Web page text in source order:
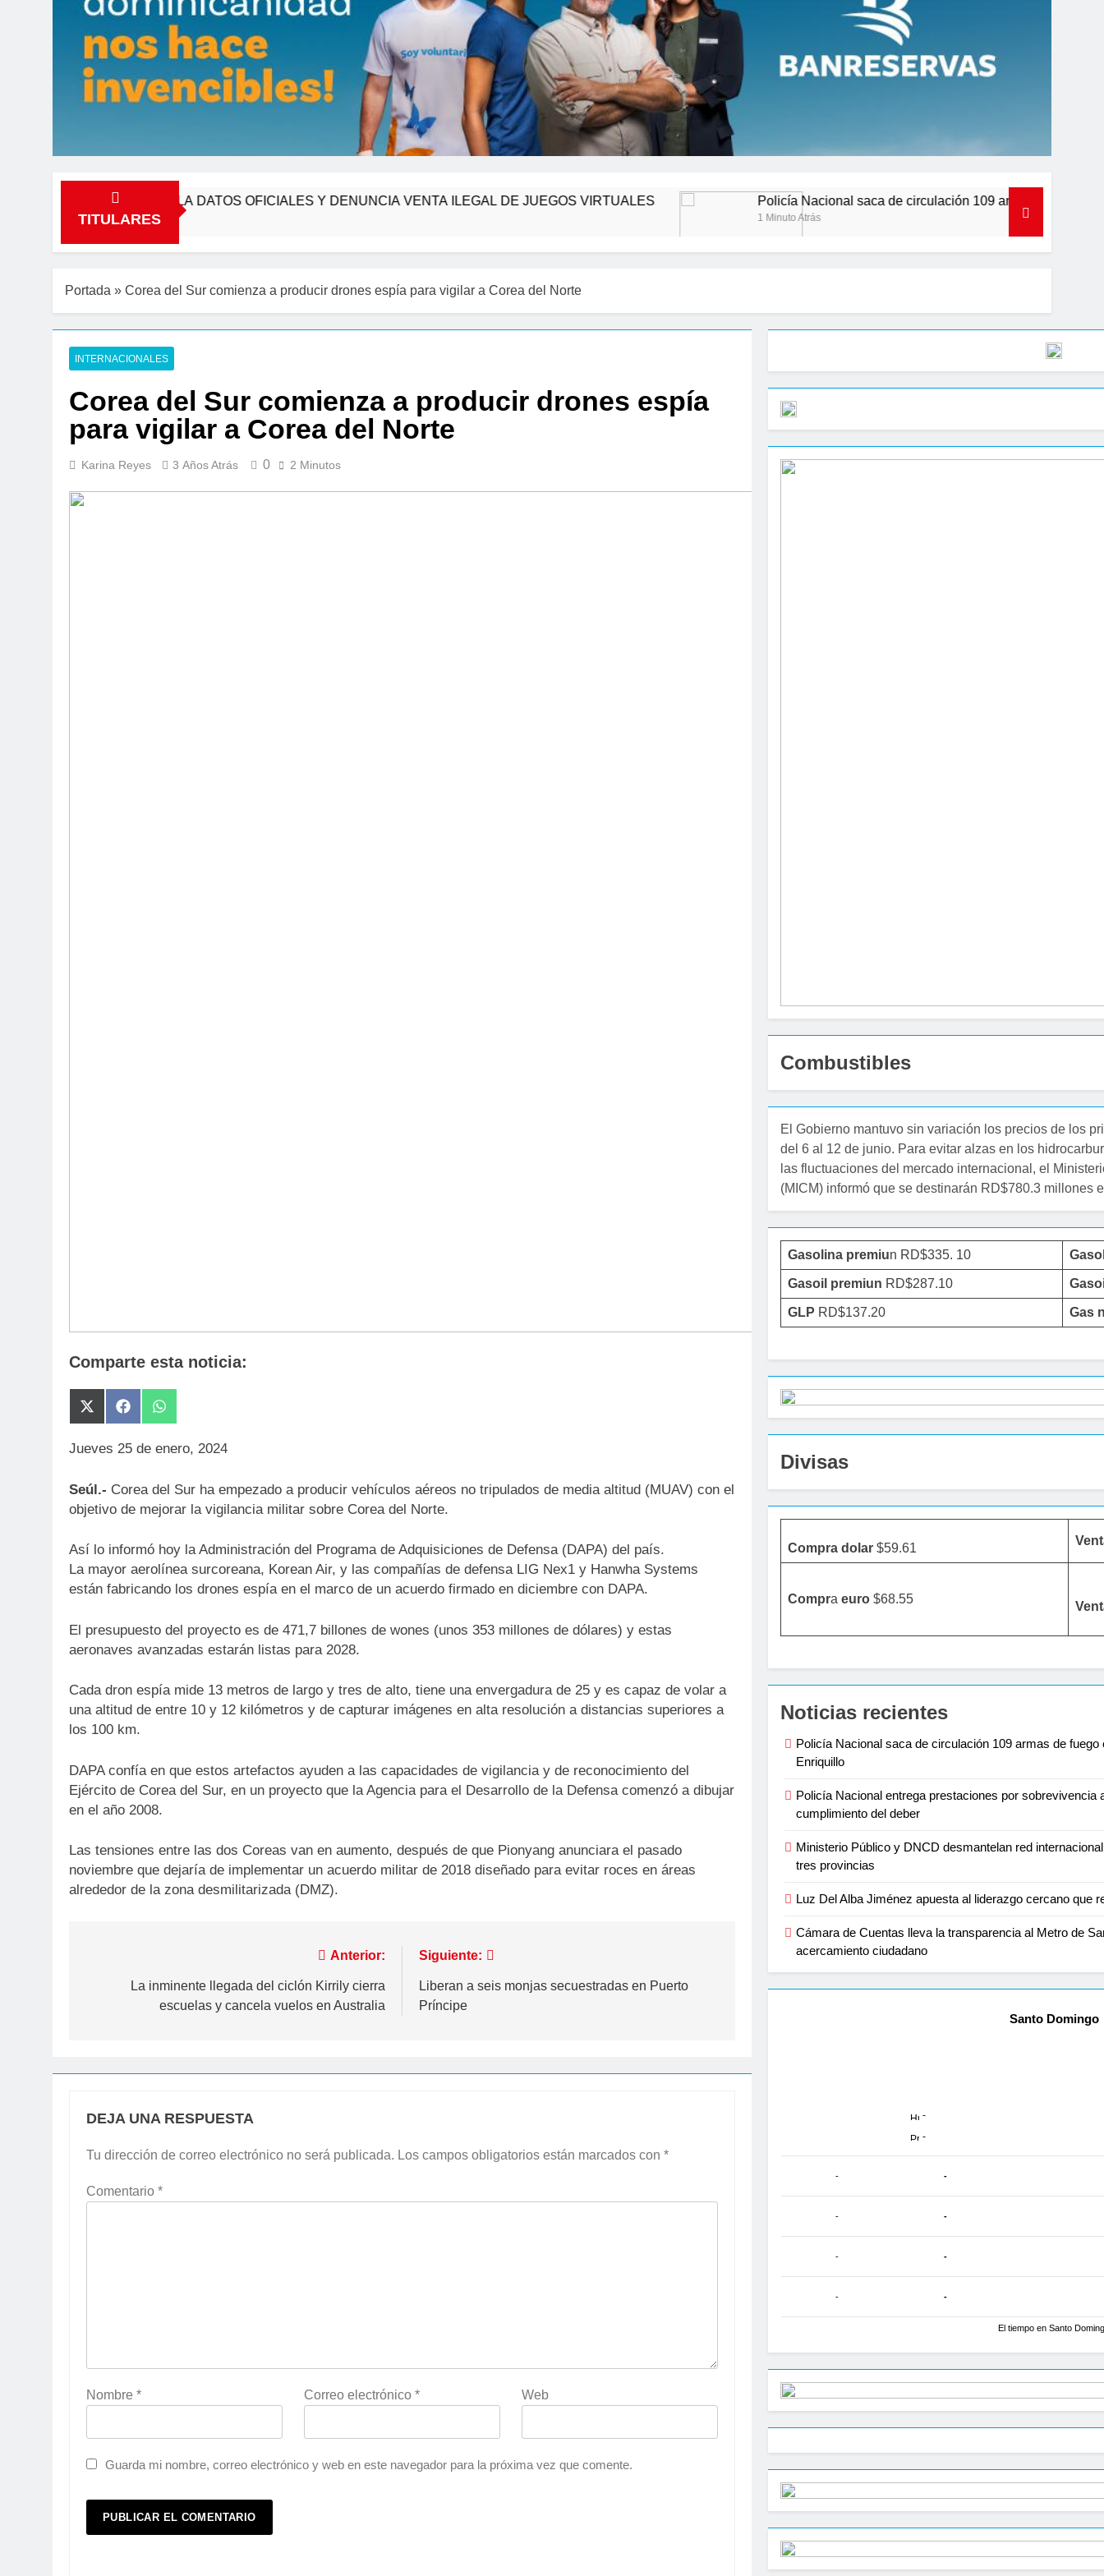
TITULARES
REVELA DATOS OFICIALES Y DENUNCIA VENTA ILEGAL DE JUEGOS VIRTUALES Policía Nacional saca de circulación 109 armas de fuego en seis meses
Portada » Corea del Sur comienza a producir drones espía para vigilar a Corea del Norte
INTERNACIONALES
Corea del Sur comienza a producir drones espía
para vigilar a Corea del Norte
Karina Reyes 3 Años Atrás 0 2 Minutos
Comparte esta noticia:
Compartir
en
(Twitter)
Compartir
en
Facebook
Compartir
en
WhatsApp
Jueves 25 de enero, 2024
Seúl.- Corea del Sur ha empezado a producir vehículos aéreos no tripulados de media altitud (MUAV) con el
objetivo de mejorar la vigilancia militar sobre Corea del Norte.
Así lo informó hoy la Administración del Programa de Adquisiciones de Defensa (DAPA) del país.
La mayor aerolínea surcoreana, Korean Air, y las compañías de defensa LIG Nex1 y Hanwha Systems
están fabricando los drones espía en el marco de un acuerdo firmado en diciembre con DAPA.
El presupuesto del proyecto es de 471,7 billones de wones (unos 353 millones de dólares) y estas
aeronaves avanzadas estarán listas para 2028.
Cada dron espía mide 13 metros de largo y tres de alto, tiene una envergadura de 25 y es capaz de volar a
una altitud de entre 10 y 12 kilómetros y de capturar imágenes en alta resolución a distancias superiores a
los 100 km.
DAPA confía en que estos artefactos ayuden a las capacidades de vigilancia y de reconocimiento del
Ejército de Corea del Sur, en un proyecto que la Agencia para el Desarrollo de la Defensa comenzó a dibujar
en el año 2008.
Las tensiones entre las dos Coreas van en aumento, después de que Pionyang anunciara el pasado
noviembre que dejaría de implementar un acuerdo militar de 2018 diseñado para evitar roces en áreas
alrededor de la zona desmilitarizada (DMZ).
Anterior:
La inminente llegada del ciclón Kirrily cierra
escuelas y cancela vuelos en Australia
Siguiente:
Liberan a seis monjas secuestradas en Puerto
Príncipe
DEJA UNA RESPUESTA
Tu dirección de correo electrónico no será publicada. Los campos obligatorios están marcados con *
Comentario *
Nombre * Correo electrónico* Web
Guarda mi nombre, correo electrónico y web en este navegador para la próxima vez que comente.
Combustibles
El Gobierno mantuvo sin variación los precios de los
del 6 al 12 de junio. Para evitar alzas en los
las fluctuaciones del mercado internacional, el
(MICM) informó que se destinarán RD$780.3 millones
Gasolina premiun RD$335. 10
Gasoil premiun RD$287.10
GLP RD$137.20 Gas
Divisas
Compra dolar $59.61
Compraeuro $68.55
Noticias recientes
Policía Nacional saca de circulación 109 armas de
Enriquillo
Policía Nacional entrega prestaciones por sobrevivencia
cumplimiento del deber
Ministerio Público y DNCD desmantelan red
tres provincias
Luz Del Alba Jiménez apuesta al liderazgo cercano que
Cámara de Cuentas lleva la transparencia al Metro de
acercamiento ciudadano
Santo Domingo
-
-
- -
- -
- -
- -
El tiempo en Santo